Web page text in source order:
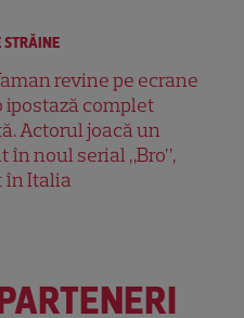
STRĂINE
revine pe ecrane
complet
Actorul joacă un
în noul serial „Bro”,
în Italia